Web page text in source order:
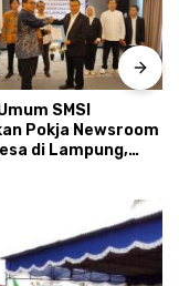
SMSI
Pokja Newsroom
di Lampung,